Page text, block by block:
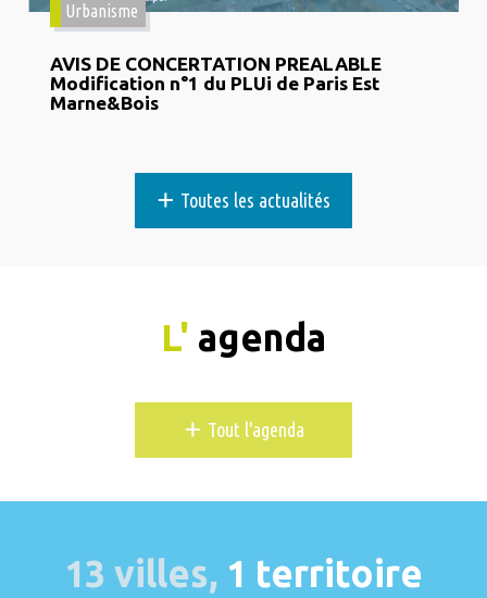
Urbanisme
AVIS DE CONCERTATION PREALABLE
Modification n°1 du PLUi de Paris Est
Marne&Bois
+ Toutes les actualités
L' agenda
+ Tout l'agenda
13 villes, 1 territoire